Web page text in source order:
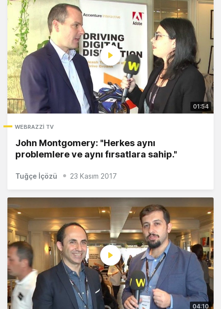
WEBRAZZI TV
John Montgomery: "Herkes aynı
problemlere ve aynı fırsatlara sahip."
01:54
Tuğçe İçözü 23 Kasım 2017
04:10